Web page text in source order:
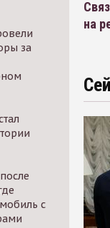
за
с
на